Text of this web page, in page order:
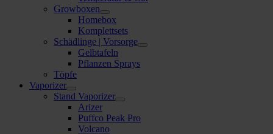
Growboxen
Homebox
Komplettsets
Schädlinge | Vorsorge
Gelbtafeln
Pflanzen Sprays
Töpfe
Vaporizer
Stand Vaporizer
Arizer
Puffco Peak Pro
Volcano